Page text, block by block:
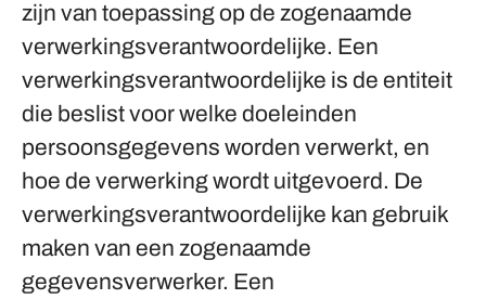
zijn van toepassing op de zogenaamde
verwerkingsverantwoordelijke. Een
verwerkingsverantwoordelijke is de entiteit
die beslist voor welke doeleinden
persoonsgegevens worden verwerkt, en
hoe de verwerking wordt uitgevoerd. De
verwerkingsverantwoordelijke kan gebruik
maken van een zogenaamde
gegevensverwerker. Een